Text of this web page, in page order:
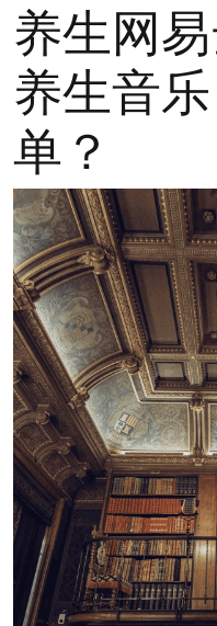
养生网
养生音
单？